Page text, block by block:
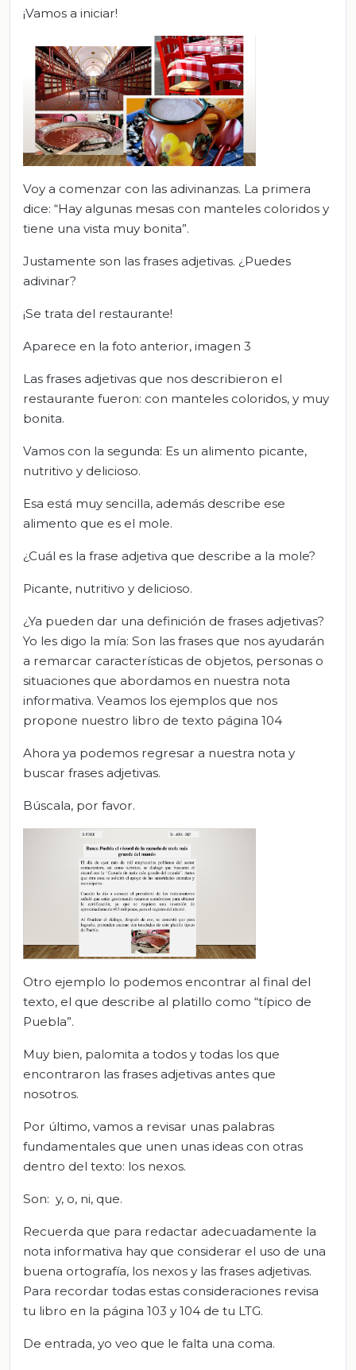
¡Vamos a iniciar!
Voy a comenzar con las adivinanzas. La primera
dice: “Hay algunas mesas con manteles coloridos y
tiene una vista muy bonita”.
Justamente son las frases adjetivas. ¿Puedes
adivinar?
¡Se trata del restaurante!
Aparece en la foto anterior, imagen 3
Las frases adjetivas que nos describieron el
restaurante fueron: con manteles coloridos, y muy
bonita.
Vamos con la segunda: Es un alimento picante,
nutritivo y delicioso.
Esa está muy sencilla, además describe ese
alimento que es el mole.
¿Cuál es la frase adjetiva que describe a la mole?
Picante, nutritivo y delicioso.
¿Ya pueden dar una definición de frases adjetivas?
Yo les digo la mía: Son las frases que nos ayudarán
a remarcar características de objetos, personas o
situaciones que abordamos en nuestra nota
informativa. Veamos los ejemplos que nos
propone nuestro libro de texto página 104
Ahora ya podemos regresar a nuestra nota y
buscar frases adjetivas.
Búscala, por favor.
Otro ejemplo lo podemos encontrar al final del
texto, el que describe al platillo como “típico de
Puebla”.
Muy bien, palomita a todos y todas los que
encontraron las frases adjetivas antes que
nosotros.
Por último, vamos a revisar unas palabras
fundamentales que unen unas ideas con otras
dentro del texto: los nexos.
Son: y, o, ni, que.
Recuerda que para redactar adecuadamente la
nota informativa hay que considerar el uso de una
buena ortografía, los nexos y las frases adjetivas.
Para recordar todas estas consideraciones revisa
tu libro en la página 103 y 104 de tu LTG.
De entrada, yo veo que le falta una coma.